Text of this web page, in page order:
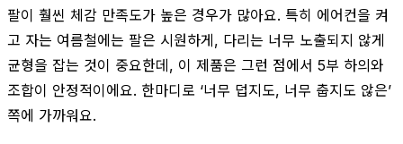
팔이 훨씬 체감 만족도가 높은 경우가 많아요. 특히 에어컨을 켜
고 자는 여름철에는 팔은 시원하게, 다리는 너무 노출되지 않게
균형을 잡는 것이 중요한데, 이 제품은 그런 점에서 5부 하의와
조합이 안정적이에요. 한마디로 ‘너무 덥지도, 너무 춥지도 않은’
쪽에 가까워요.